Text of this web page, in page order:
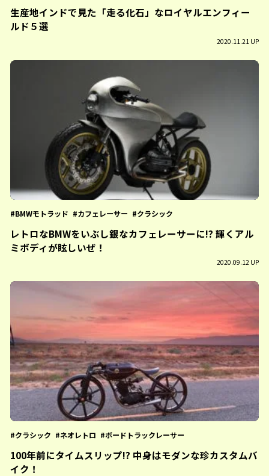
生産地インドで見た「走る化石」なロイヤルエンフィー
ルド５選
2020.11.21 UP
BMWモトラッド カフェレーサー クラシック
レトロなBMWをいぶし銀なカフェレーサーに!? 輝くアル
ミボディが眩しいぜ！
2020.09.12 UP
クラシック ネオレトロ ボードトラックレーサー
100年前にタイムスリップ!? 中身はモダンな珍カスタムバ
イク！